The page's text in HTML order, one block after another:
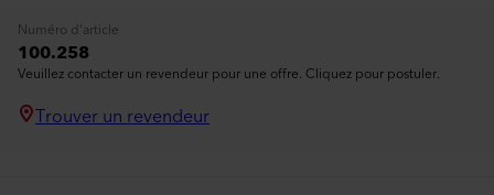
Numéro d'article
100.258
Veuillez contacter un revendeur pour une offre. Cliquez pour postuler.
Trouver un revendeur